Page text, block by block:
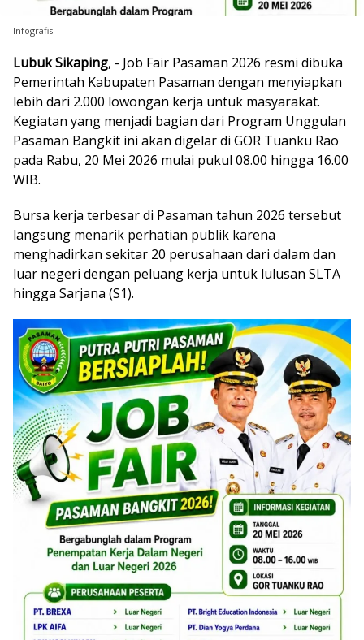
Infografis.
Lubuk Sikaping, - Job Fair Pasaman 2026 resmi dibuka
Pemerintah Kabupaten Pasaman dengan menyiapkan
lebih dari 2.000 lowongan kerja untuk masyarakat.
Kegiatan yang menjadi bagian dari Program Unggulan
Pasaman Bangkit ini akan digelar di GOR Tuanku Rao
pada Rabu, 20 Mei 2026 mulai pukul 08.00 hingga 16.00
WIB.
Bursa kerja terbesar di Pasaman tahun 2026 tersebut
langsung menarik perhatian publik karena
menghadirkan sekitar 20 perusahaan dari dalam dan
luar negeri dengan peluang kerja untuk lulusan SLTA
hingga Sarjana (S1).